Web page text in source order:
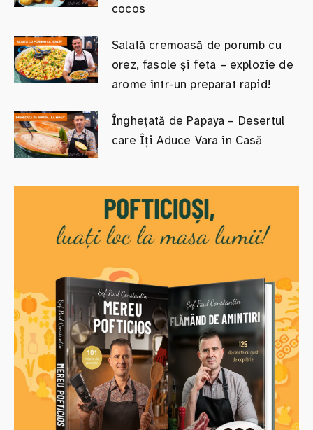
cocos
Salată cremoasă de porumb cu
orez, fasole și feta – explozie de
arome într-un preparat rapid!
Înghețată de Papaya – Desertul
care Îți Aduce Vara în Casă